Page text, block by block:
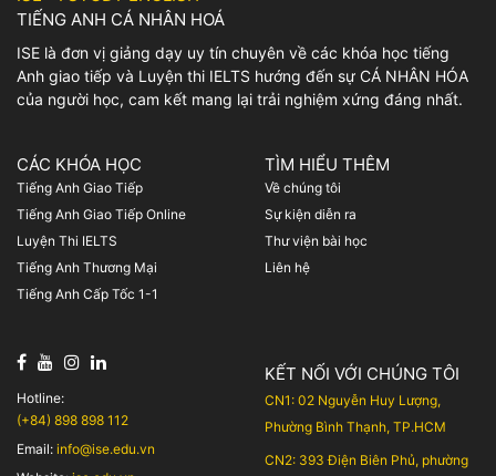
TIẾNG ANH CÁ NHÂN HOÁ
ISE là đơn vị giảng dạy uy tín chuyên về các khóa học tiếng
Anh giao tiếp và Luyện thi IELTS hướng đến sự CÁ NHÂN HÓA
của người học, cam kết mang lại trải nghiệm xứng đáng nhất.
CÁC KHÓA HỌC
Tiếng Anh Giao Tiếp
Tiếng Anh Giao Tiếp Online
Luyện Thi IELTS
Tiếng Anh Thương Mại
Tiếng Anh Cấp Tốc 1-1
TÌM HIỂU THÊM
Về chúng tôi
Sự kiện diễn ra
Thư viện bài học
Liên hệ
KẾT NỐI VỚI CHÚNG TÔI
CN1: 02 Nguyễn Huy Lượng,
Phường Bình Thạnh, TP.HCM
CN2: 393 Điện Biên Phủ, phường
Hotline:
(+84) 898 898 112
Email: info@ise.edu.vn